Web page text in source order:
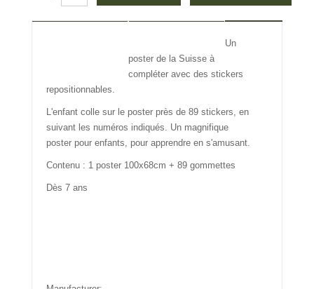
Un
poster de la Suisse à
compléter avec des stickers
repositionnables.
L'enfant colle sur le poster près de 89 stickers, en
suivant les numéros indiqués. Un magnifique
poster pour enfants, pour apprendre en s'amusant.
Contenu : 1 poster 100x68cm + 89 gommettes
Dès 7 ans